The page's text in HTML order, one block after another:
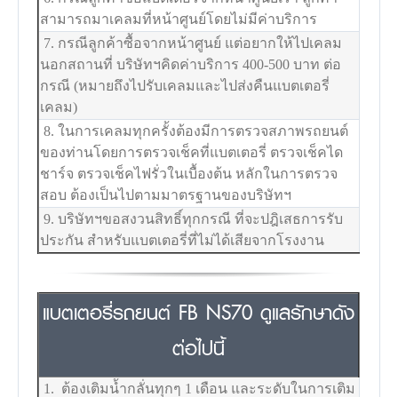
สามารถมาเคลมที่หน้าศูนย์โดยไม่มีค่าบริการ
7. กรณีลูกค้าซื้อจากหน้าศูนย์ แต่อยากให้ไปเคลม
นอกสถานที่ บริษัทฯคิดค่าบริการ 400-500 บาท ต่อ
กรณี (หมายถึงไปรับเคลมและไปส่งคืนแบตเตอรี่
เคลม)
8. ในการเคลมทุกครั้งต้องมีการตรวจสภาพรถยนต์
ของท่านโดยการตรวจเช็คที่แบตเตอรี่ ตรวจเช็คได
ชาร์จ ตรวจเช็คไฟรั่วในเบื้องต้น หลักในการตรวจ
สอบ ต้องเป็นไปตามมาตรฐานของบริษัทฯ
9. บริษัทฯขอสงวนสิทธิ์ทุกกรณี ที่จะปฎิเสธการรับ
ประกัน สำหรับแบตเตอรี่ที่ไม่ได้เสียจากโรงงาน
แบตเตอรี่รถยนต์ FB NS70 ดูแลรักษาดัง
ต่อไปนี้
1. ต้องเติมน้ำกลั่นทุกๆ 1 เดือน และระดับในการเติม